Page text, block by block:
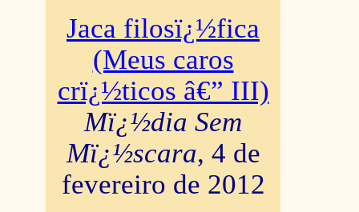
Jaca filosï¿½fica
(Meus caros
crï¿½ticos â€” III)
Mï¿½dia Sem
Mï¿½scara, 4 de
fevereiro de 2012